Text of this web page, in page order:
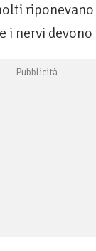
i nervi